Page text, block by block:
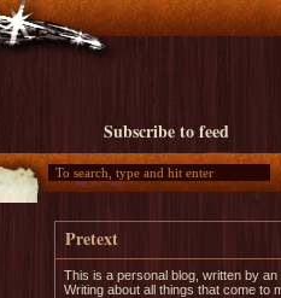
Subscribe to feed
Pretext
This is a personal blog, written by
Writing about all things that come to